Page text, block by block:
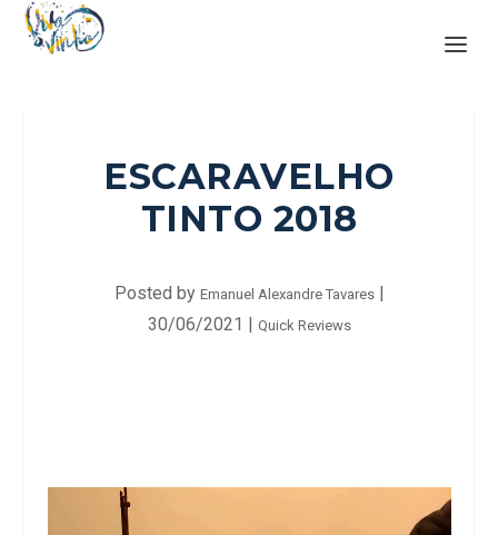
ESCARAVELHO
TINTO 2018
Posted by Emanuel Alexandre Tavares|
30/06/2021 | Quick Reviews